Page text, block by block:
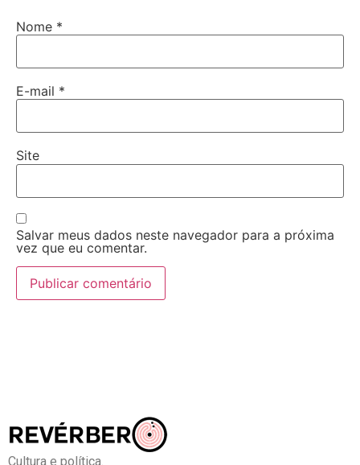
Nome *
E-mail *
Site
Salvar meus dados neste navegador para a próxima
vez que eu comentar.
Cultura e política.